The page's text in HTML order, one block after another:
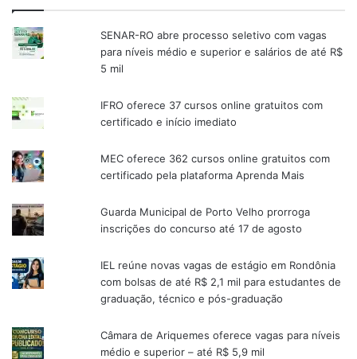
SENAR-RO abre processo seletivo com vagas
para níveis médio e superior e salários de até R$
5 mil
IFRO oferece 37 cursos online gratuitos com
certificado e início imediato
MEC oferece 362 cursos online gratuitos com
certificado pela plataforma Aprenda Mais
Guarda Municipal de Porto Velho prorroga
inscrições do concurso até 17 de agosto
IEL reúne novas vagas de estágio em Rondônia
com bolsas de até R$ 2,1 mil para estudantes de
graduação, técnico e pós-graduação
Câmara de Ariquemes oferece vagas para níveis
médio e superior – até R$ 5,9 mil